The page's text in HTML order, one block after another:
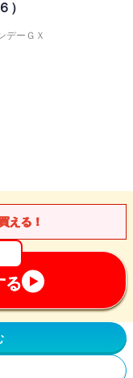
）
デーＧＸ
える！
る